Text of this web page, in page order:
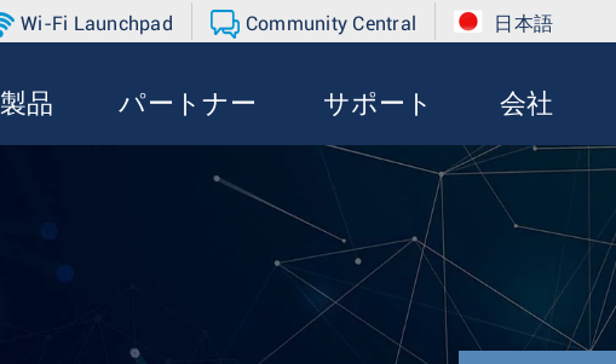
Wi-Fi Launchpad Community Central 日本語
製品 パートナー サポート 会社